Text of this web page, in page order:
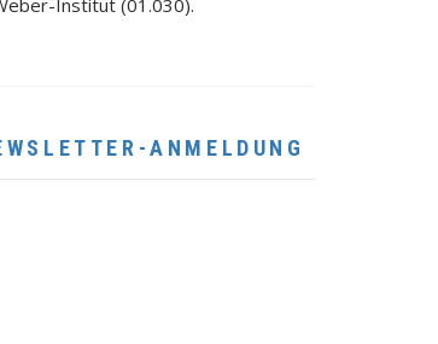
Institut (01.030).
ANMELDUNG